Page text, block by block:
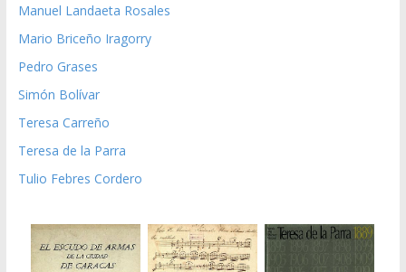
Manuel Landaeta Rosales
Mario Briceño Iragorry
Pedro Grases
Simón Bolívar
Teresa Carreño
Teresa de la Parra
Tulio Febres Cordero